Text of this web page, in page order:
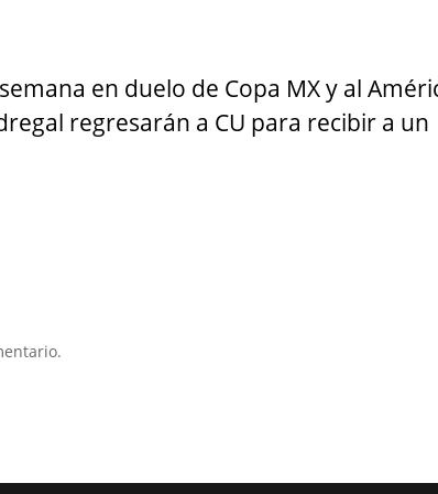
en duelo de Copa MX y al
regresarán a CU para recibir a un